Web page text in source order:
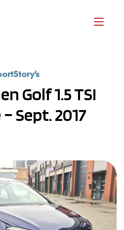
Golf 1.5 TSI
Sept. 2017